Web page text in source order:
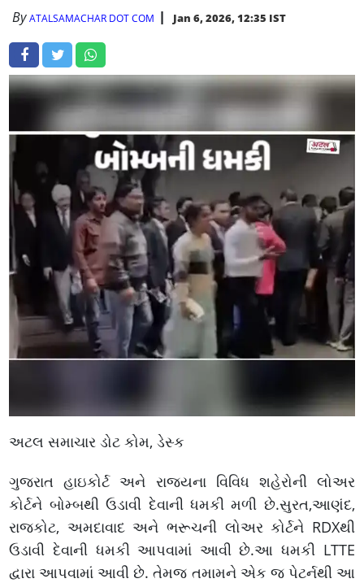
ByATALSAMACHAR DOT COM Jan 6, 2026, 12:35 IST
અટલ સમાચાર ડોટ કોમ, ડેસ્ક
ગુજરાત હાઇકોર્ટ અને રાજ્યના વિવિધ શહેરોની લોઅર
કોર્ટને બોમ્બથી ઉડાવી દેવાની ધમકી મળી છે.સુરત,આણંદ,
રાજકોટ, અમદાવાદ અને ભરૂચની લોઅર કોર્ટને RDXથી
ઉડાવી દેવાની ધમકી આપવામાં આવી છે.આ ધમકી LTTE
દ્વારા આપવામાં આવી છે. તેમજ તમામને એક જ પેટર્નથી આ